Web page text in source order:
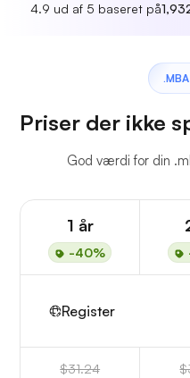
4.9 ud af 5 baseret på
Priser der ikke
God værdi for din
1 år
-40%
Register
$31.24